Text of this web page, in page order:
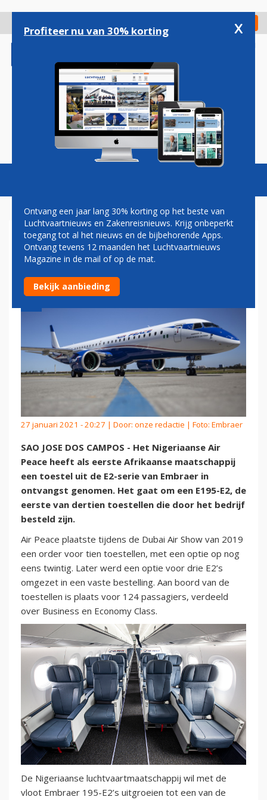
gaan
Check in
Magazine Podcasts Vacatures
EMBRAER LEVERT EERST E2
AAN AFRIKAANSE KLANT
27 januari 2021 - 20:27 | Door: onze redactie | Foto: Embraer
SAO JOSE DOS CAMPOS - Het Nigeriaanse Air
Peace heeft als eerste Afrikaanse maatschappij
een toestel uit de E2-serie van Embraer in
ontvangst genomen. Het gaat om een E195-E2, de
eerste van dertien toestellen die door het bedrijf
besteld zijn.
Air Peace plaatste tijdens de Dubai Air Show van 2019
een order voor tien toestellen, met een optie op nog
eens twintig. Later werd een optie voor drie E2’s
omgezet in een vaste bestelling. Aan boord van de
toestellen is plaats voor 124 passagiers, verdeeld
over Business en Economy Class.
De Nigeriaanse luchtvaartmaatschappij wil met de
vloot Embraer 195-E2’s uitgroeien tot een van de
Profiteer nu van 30% korting x
Ontvang een jaar lang 30% korting op het beste van
Luchtvaartnieuws en Zakenreisnieuws. Krijg onbeperkt
toegang tot al het nieuws en de bijbehorende Apps.
Ontvang tevens 12 maanden het Luchtvaartnieuws
Magazine in de mail of op de mat.
Bekijk aanbieding